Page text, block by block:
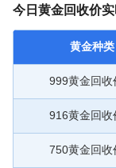
今日黄金回收价
黄金种类
999黄金回收
916黄金回收
750黄金回收